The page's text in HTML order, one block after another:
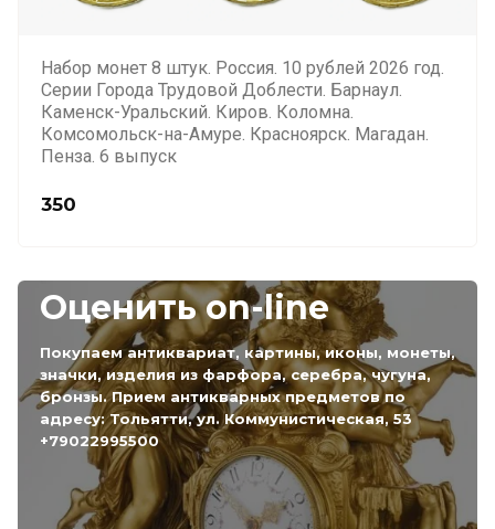
Набор монет 8 штук. Россия. 10 рублей 2026 год.
Серии Города Трудовой Доблести. Барнаул.
Каменск-Уральский. Киров. Коломна.
Комсомольск-на-Амуре. Красноярск. Магадан.
Пенза. 6 выпуск
350
Оценить on-line
Покупаем антиквариат, картины, иконы, монеты,
значки, изделия из фарфора, серебра, чугуна,
бронзы. Прием антикварных предметов по
адресу: Тольятти, ул. Коммунистическая, 53
+79022995500